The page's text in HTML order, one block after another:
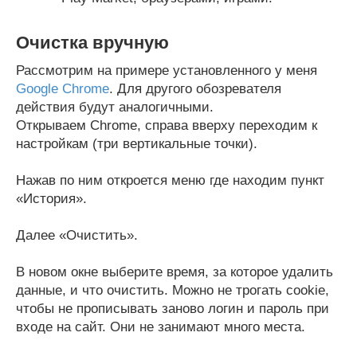
Очистка вручную
Рассмотрим на примере установленного у меня
Google Chrome. Для другого обозревателя
действия будут аналогичными.
Открываем Chrome, справа вверху переходим к
настройкам (три вертикальные точки).
Нажав по ним откроется меню где находим пункт
«История».
Далее «Очистить».
В новом окне выберите время, за которое удалить
данные, и что очистить. Можно не трогать cookie,
чтобы не прописывать заново логин и пароль при
входе на сайт. Они не занимают много места.